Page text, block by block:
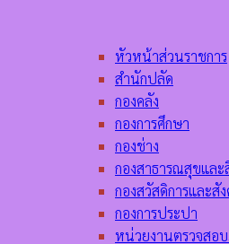
หัวหน้าส่วนราชการ
สำนักปลัด
กองคลัง
กองการศึกษา
กองช่าง
กองสาธารณสุขและ
กองสวัสดิการและสั
กองการประปา
หน่วยงานตรวจสอ